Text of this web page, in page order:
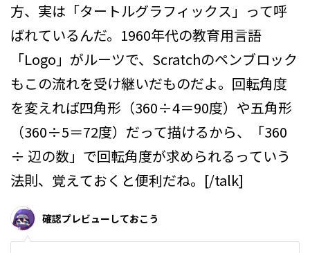
方、実は「タートルグラフィックス」って呼
ばれているんだ。1960年代の教育用言語
「Logo」がルーツで、Scratchのペンブロック
もこの流れを受け継いだものだよ。回転角度
を変えれば四角形（360÷4＝90度）や五角形
（360÷5＝72度）だって描けるから、「360
÷ 辺の数」で回転角度が求められるっていう
法則、覚えておくと便利だね。[/talk]
確認プレビューしておこう